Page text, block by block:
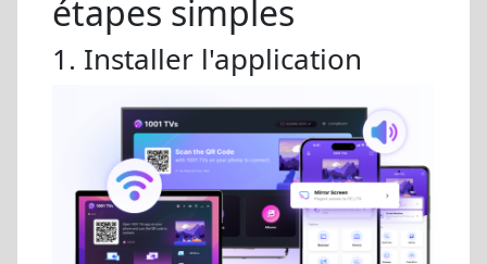
étapes simples
1. Installer l'application